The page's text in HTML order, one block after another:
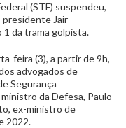
(STF) suspendeu,
presidente Jair
1 da trama golpista.
feira (3), a partir de 9h,
advogados de
Segurança
da Defesa, Paulo
ex-ministro de
2022.